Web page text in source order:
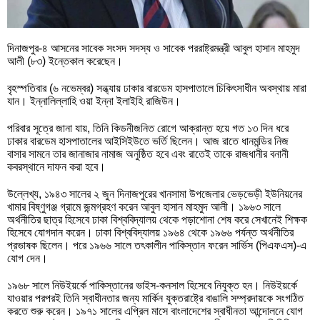
দিনাজপুর-৪ আসনের সাবেক সংসদ সদস্য ও সাবেক পররাষ্ট্রমন্ত্রী আবুল হাসান মাহমুদ
আলী (৮৩) ইন্তেকাল করেছেন।
বৃহস্পতিবার (৬ নভেম্বর) সন্ধ্যায় ঢাকার বারডেম হাসপাতালে চিকিৎসাধীন অবস্থায় মারা
যান। ইন্নালিল্লাহি ওয়া ইন্না ইলাইহি রাজিউন।
পরিবার সূত্রে জানা যায়, তিনি কিডনীজনিত রোগে আক্রান্ত হয়ে গত ১৩ দিন ধরে
ঢাকার বারডেম হাসপাতালের আইসিইউতে ভর্তি ছিলেন। আজ রাতে ধানমন্ডির নিজ
বাসার সামনে তার জানাজার নামাজ অনুষ্ঠিত হবে এবং রাতেই তাকে রাজধানীর বনানী
কবরস্থানে দাফন করা হবে।
উল্লেখ্য, ১৯৪৩ সালের ২ জুন দিনাজপুরের খানসামা উপজেলার ভেড়ভেড়ী ইউনিয়নের
খামার বিষ্ণুগঞ্জ গ্রামে জন্মগ্রহণ করেন আবুল হাসান মাহমুদ আলী। ১৯৬৩ সালে
অর্থনীতির ছাত্র হিসেবে ঢাকা বিশ্ববিদ্যালয় থেকে পড়াশোনা শেষ করে সেখানেই শিক্ষক
হিসেবে যোগদান করেন। ঢাকা বিশ্ববিদ্যালয় ১৯৬৪ থেকে ১৯৬৬ পর্যন্ত অর্থনীতির
প্রভাষক ছিলেন। পরে ১৯৬৬ সালে তৎকালীন পাকিস্তান ফরেন সার্ভিস (পিএফএস)-এ
যোগ দেন।
১৯৬৮ সালে নিউইয়র্কে পাকিস্তানের ভাইস-কনসাল হিসেবে নিযুক্ত হন। নিউইয়র্কে
যাওয়ার পরপরই তিনি স্বাধীনতার জন্য মার্কিন যুক্তরাষ্ট্রে বাঙালি সম্প্রদায়কে সংগঠিত
করতে শুরু করেন। ১৯৭১ সালের এপ্রিল মাসে বাংলাদেশের স্বাধীনতা আন্দোলনে যোগ